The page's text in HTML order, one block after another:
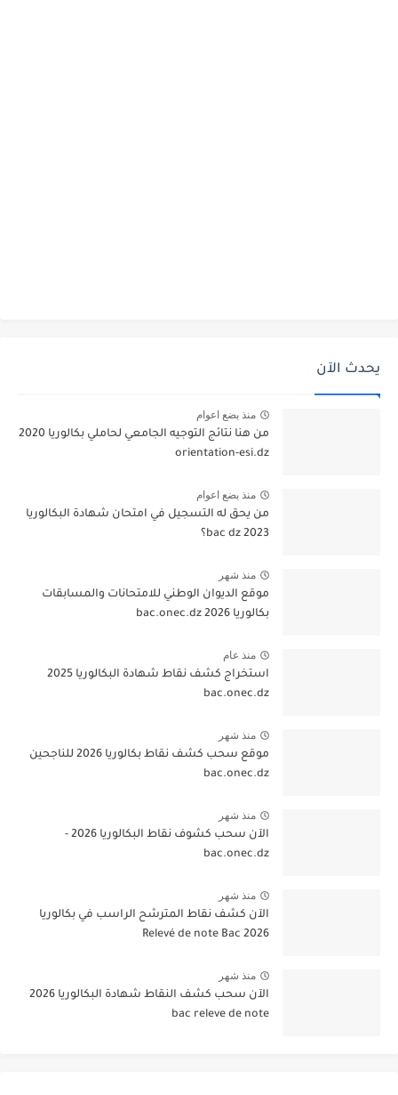
يحدث الآن
منذ بضع اعوام
من هنا نتائج التوجيه الجامعي لحاملي بكالوريا 2020
orientation-esi.dz
منذ بضع اعوام
من يحق له التسجيل في امتحان شهادة البكالوريا
bac dz 2023؟
منذ شهر
موقع الديوان الوطني للامتحانات والمسابقات
بكالوريا 2026 bac.onec.dz
منذ عام
استخراج كشف نقاط شهادة البكالوريا 2025
bac.onec.dz
منذ شهر
موقع سحب كشف نقاط بكالوريا 2026 للناجحين
bac.onec.dz
منذ شهر
الآن سحب كشوف نقاط البكالوريا 2026 -
bac.onec.dz
منذ شهر
الآن كشف نقاط المترشح الراسب في بكالوريا
2026 Relevé de note Bac
منذ شهر
الآن سحب كشف النقاط شهادة البكالوريا 2026
bac releve de note